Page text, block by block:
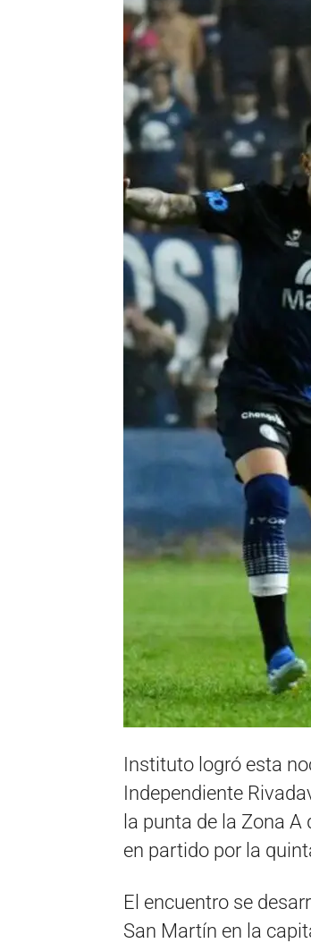
Instituto logró esta
Independiente
la punta de la Zona
en partido por la
El encuentro se
San Martín en la